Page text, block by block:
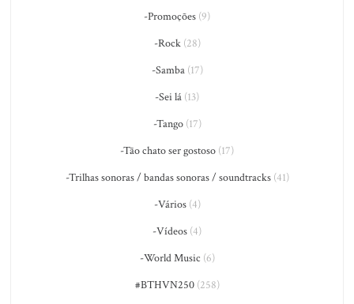
-Promoções (9)
-Rock(28)
-Samba(17)
-Sei lá (13)
-Tango(17)
-Tão chato ser gostoso (17)
-Trilhas sonoras / bandas sonoras / soundtracks(41)
-Vários(4)
-Vídeos (4)
-World Music (6)
#BTHVN250(258)